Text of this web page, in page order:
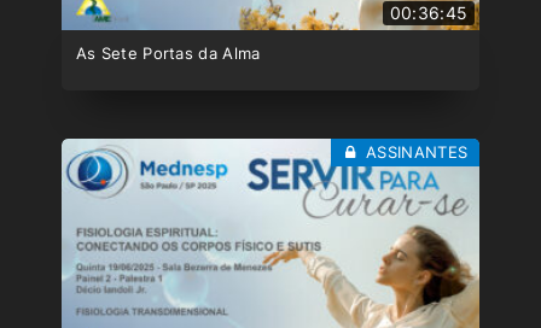
00:36:45
As Sete Portas da Alma
ASSINANTES